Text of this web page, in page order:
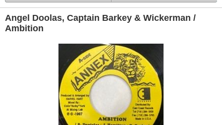
Angel Doolas, Captain Barkey & Wickerman /
Ambition